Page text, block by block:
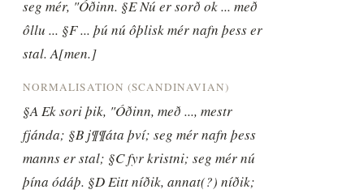
seg mér, "Óðinn. §E Nú er sorð ok ... með
ôllu ... §F ... þú nú ôþlisk mér nafn þess er
stal. A[men.]
NORMALISATION (SCANDINAVIAN)
§A Ek sori þik, "Óðinn, með ..., mestr
fjánda; §B j¶¶áta því; seg mér nafn þess
manns er stal; §C fyr kristni; seg mér nú
þína ódáþ. §D Eitt níðik, annat(?) níðik;